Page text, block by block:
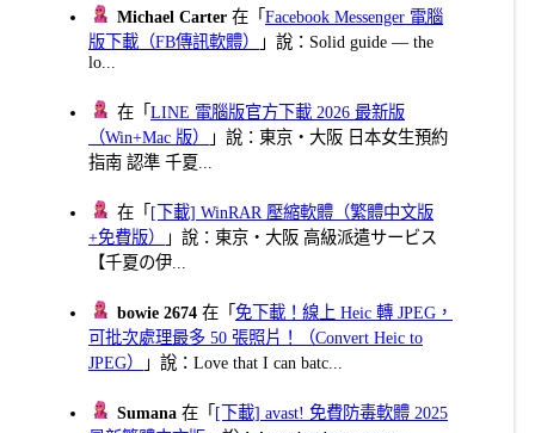
Michael Carter 在「Facebook Messenger 電腦
版下載（FB傳訊軟體）
」說：Solid guide — the
lo...
在「LINE 電腦版官方下載 2026 最新版
（Win+Mac 版）
」說：東京・大阪 日本女生預約
指南 認準 千夏...
在「 [下載] WinRAR 壓縮軟體（繁體中文版
+免費版）
」說：東京・大阪 高級派遣サービス
【千夏の伊...
bowie 2674 在「免下載！線上 Heic 轉 JPEG，
可批次處理最多 50 張照片！（Convert Heic to
JPEG）
」說：Love that I can batc...
Sumana 在「 [下載] avast! 免費防毒軟體 2025